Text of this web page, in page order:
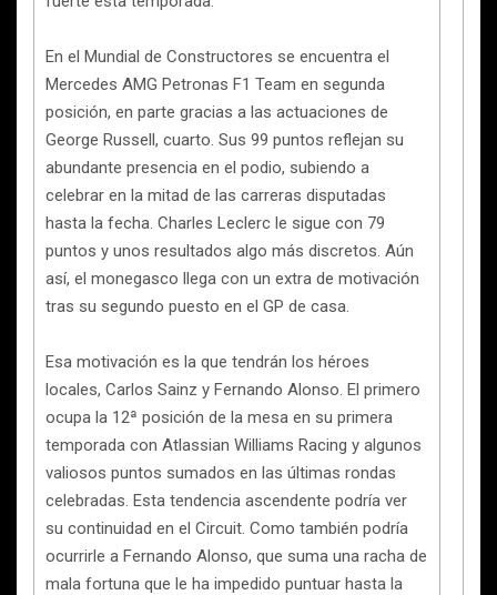
En el Mundial de Constructores se encuentra el
Mercedes AMG Petronas F1 Team en segunda
posición, en parte gracias a las actuaciones de
George Russell, cuarto. Sus 99 puntos reflejan su
abundante presencia en el podio, subiendo a
celebrar en la mitad de las carreras disputadas
hasta la fecha. Charles Leclerc le sigue con 79
puntos y unos resultados algo más discretos. Aún
así, el monegasco llega con un extra de motivación
tras su segundo puesto en el GP de casa.
Esa motivación es la que tendrán los héroes
locales, Carlos Sainz y Fernando Alonso. El primero
ocupa la 12ª posición de la mesa en su primera
temporada con Atlassian Williams Racing y algunos
valiosos puntos sumados en las últimas rondas
celebradas. Esta tendencia ascendente podría ver
su continuidad en el Circuit. Como también podría
ocurrirle a Fernando Alonso, que suma una racha de
mala fortuna que le ha impedido puntuar hasta la